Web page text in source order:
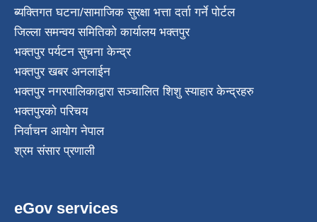
ब्यक्तिगत घटना/सामाजिक सुरक्षा भत्ता दर्ता गर्ने पोर्टल
जिल्ला समन्वय समितिको कार्यालय भक्तपुर
भक्तपुर पर्यटन सुचना केन्द्र
भक्तपुर खबर अनलाईन
भक्तपुर नगरपालिकाद्वारा सञ्चालित शिशु स्याहार केन्द्रहरु
भक्तपुरकाे परिचय
निर्वाचन आयोग नेपाल
श्रम संसार प्रणाली
eGov services